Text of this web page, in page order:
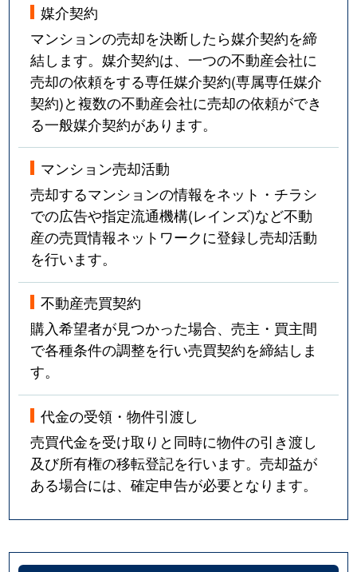
媒介契約
マンションの売却を決断したら媒介契約を締
結します。媒介契約は、一つの不動産会社に
売却の依頼をする専任媒介契約(専属専任媒介
契約)と複数の不動産会社に売却の依頼ができ
る一般媒介契約があります。
マンション売却活動
売却するマンションの情報をネット・チラシ
での広告や指定流通機構(レインズ)など不動
産の売買情報ネットワークに登録し売却活動
を行います。
不動産売買契約
購入希望者が見つかった場合、売主・買主間
で各種条件の調整を行い売買契約を締結しま
す。
代金の受領・物件引渡し
売買代金を受け取りと同時に物件の引き渡し
及び所有権の移転登記を行います。売却益が
ある場合には、確定申告が必要となります。